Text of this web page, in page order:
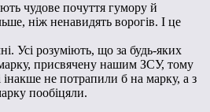
чудове почуття гумору й
ніж ненавидять ворогів. І це
Усі розуміють, що за будь-яких
присвячену нашим ЗСУ, тому
інакше не потрапили б на марку, а з
пообіцяли.